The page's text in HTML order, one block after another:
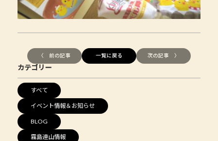
〈 前の記事 一覧に戻る 次の記事 〉
カテゴリー
すべて
イベント情報＆お知らせ
BLOG
霧島連山情報